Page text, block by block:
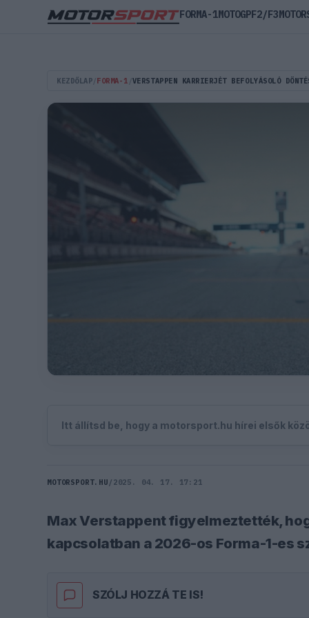
KEZDŐLAP FORMA-1 VERSTAPPEN KARRIERJÉT BEFOLYÁSOLÓ
Itt állítsd be, hogy a motorsport.hu hírei elsők
MOTORSPORT.HU / 2025. 04. 17. 17:21
Max Verstappent figyelmeztették,
kapcsolatban a 2026-os Forma-1-es
SZÓLJ HOZZÁ TE IS!
FORMA-1MOTOGPF2/F3